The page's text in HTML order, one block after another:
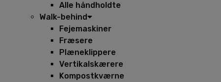
Alle håndholdte
Walk-behind
Fejemaskiner
Fræsere
Plæneklippere
Vertikalskærere
Kompostkværne